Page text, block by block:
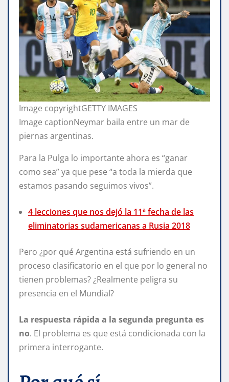
Image copyrightGETTY IMAGES
Image captionNeymar baila entre un mar de
piernas argentinas.
Para la Pulga lo importante ahora es “ganar
como sea” ya que pese “a toda la mierda que
estamos pasando seguimos vivos”.
4 lecciones que nos dejó la 11ª fecha de las
eliminatorias sudamericanas a Rusia 2018
Pero ¿por qué Argentina está sufriendo en un
proceso clasificatorio en el que por lo general no
tienen problemas? ¿Realmente peligra su
presencia en el Mundial?
La respuesta rápida a la segunda pregunta es
no. El problema es que está condicionada con la
primera interrogante.